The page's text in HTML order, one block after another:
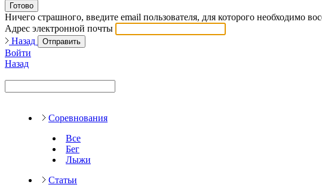
Готово
Ничего страшного, введите email пользователя, для которого необходимо
Адрес электронной почты
Назад
Отправить
Войти
Назад
Соревнования
Все
Бег
Лыжи
Статьи